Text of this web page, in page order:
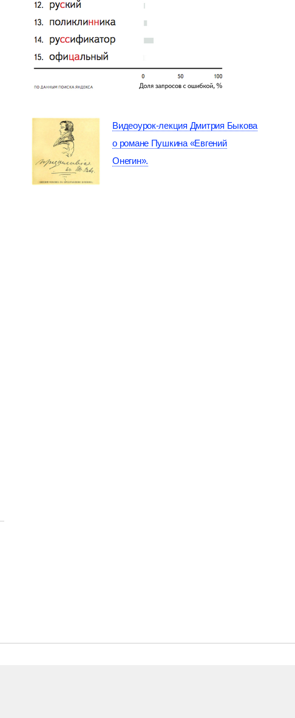
Видеоурок-лекция Дмитрия Быкова
о романе Пушкина «Евгений
Онегин».